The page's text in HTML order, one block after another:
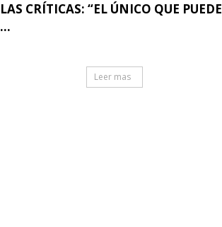
LAS CRÍTICAS: “EL ÚNICO QUE PUEDE
...
Leer mas